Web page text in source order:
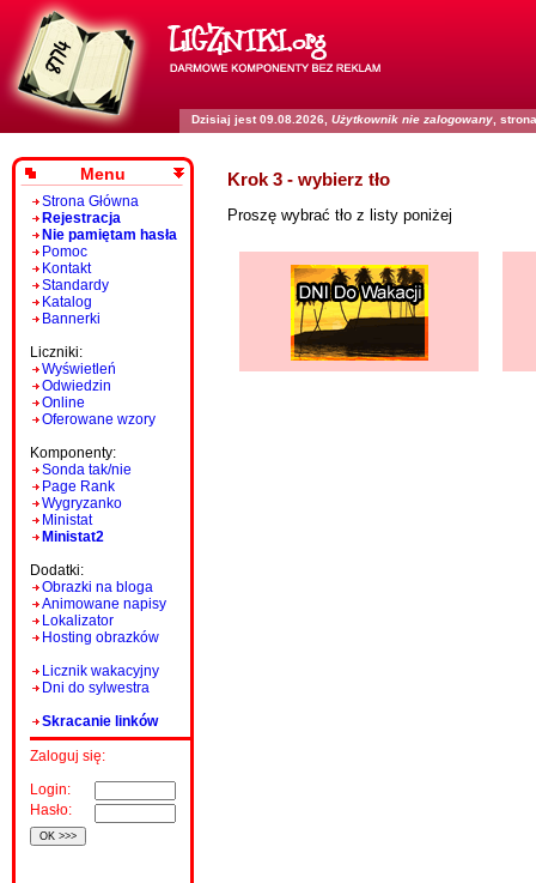
Dzisiaj jest 09.08.2026, Użytkownik nie zalogowany ,
Menu
Strona Główna
Rejestracja
Nie pamiętam hasła
Pomoc
Kontakt
Standardy
Katalog
Bannerki
Liczniki:
Wyświetleń
Odwiedzin
Online
Oferowane wzory
Komponenty:
Sonda tak/nie
Page Rank
Wygryzanko
Ministat
Ministat2
Dodatki:
Obrazki na bloga
Animowane napisy
Lokalizator
Hosting obrazków
Licznik wakacyjny
Dni do sylwestra
Skracanie linków
Zaloguj się:
Login:
Hasło:
Krok 3 - wybierz tło
Proszę wybrać tło z listy poniżej